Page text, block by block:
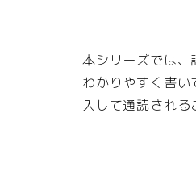
本シリーズでは、
わかりやすく書
入して通読される